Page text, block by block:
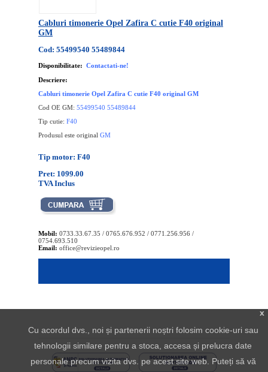
Cabluri timonerie Opel Zafira C cutie F40 original
GM
Cod: 55499540 55489844
Disponibilitate: Contactati-ne!
Descriere:
Cabluri timonerie Opel Zafira C cutie F40 original GM
Cod OE GM: 55499540 55489844
Tip cutie: F40
Produsul este original GM
Tip motor: F40
Pret: 1099.00
TVA Inclus
Mobil: 0733.33.67.35 / 0765.676.952 / 0771.256.956 /
0754.693.510
Email: office@revizieopel.ro
x
Cu acordul dvs., noi și partenerii noștri folosim cookie-uri sau
tehnologii similare pentru a stoca, accesa și prelucra date
personale precum vizita dvs. pe acest site web. Puteți să vă